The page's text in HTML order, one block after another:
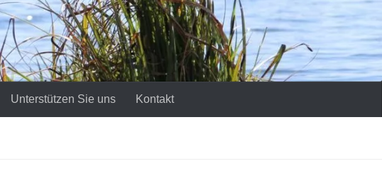
Unterstützen Sie uns Kontakt